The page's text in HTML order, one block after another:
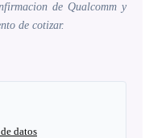
de Qualcomm y
de cotizar.
datos